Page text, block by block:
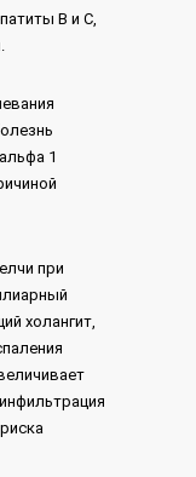
B и С,
1
при
холангит,